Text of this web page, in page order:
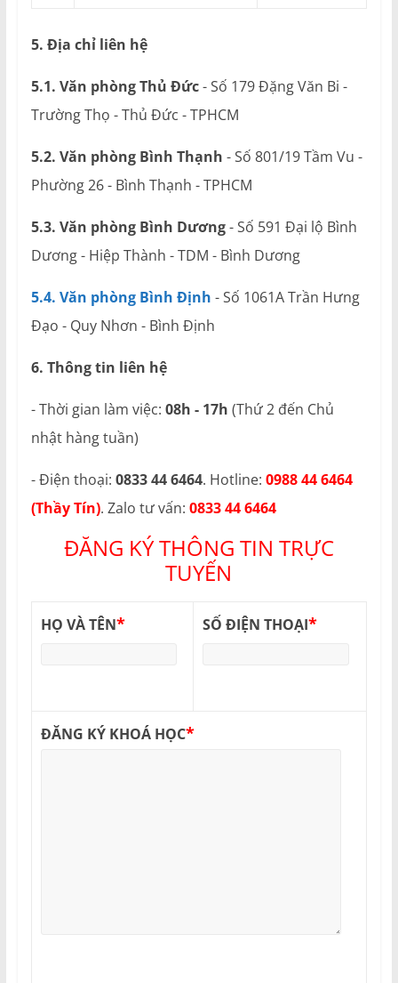
5. Địa chỉ liên hệ
5.1. Văn phòng Thủ Đức- Số 179 Đặng Văn Bi -
Trường Thọ - Thủ Đức - TPHCM
5.2. Văn phòng Bình Thạnh - Số 801/19 Tầm Vu -
Phường 26 - Bình Thạnh - TPHCM
5.3. Văn phòng Bình Dương- Số 591 Đại lộ Bình
Dương - Hiệp Thành - TDM - Bình Dương
5.4. Văn phòng Bình Định - Số 1061A Trần Hưng
Đạo - Quy Nhơn - Bình Định
6. Thông tin liên hệ
- Thời gian làm việc: 08h - 17h (Thứ 2 đến Chủ
nhật hàng tuần)
- Điện thoại: 0833 44 6464. Hotline: 0988 44 6464
(Thầy Tín). Zalo tư vấn: 0833 44 6464
ĐĂNG KÝ THÔNG TIN TRỰC
TUYẾN
HỌ VÀ TÊN* SỐ ĐIỆN THOẠI*
ĐĂNG KÝ KHOÁ HỌC*